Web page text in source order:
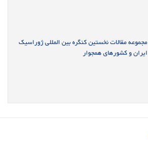
مجموعه مقالات نخستین کنگره بین المللی ژوراسیک
ایران و کشورهای همجوار